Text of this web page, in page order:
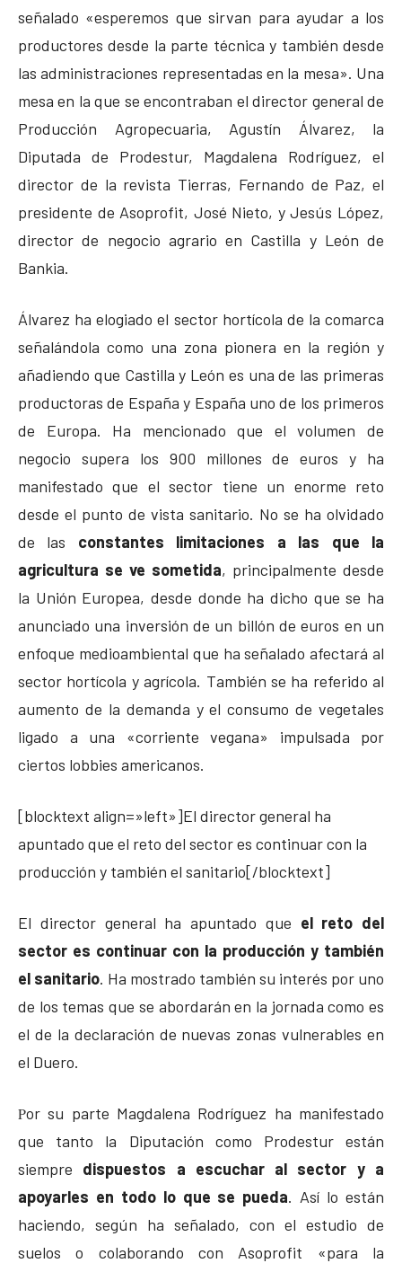
señalado «esperemos que sirvan para ayudar a los
productores desde la parte técnica y también desde
las administraciones representadas en la mesa». Una
mesa en la que se encontraban el director general de
Producción Agropecuaria, Agustín Álvarez, la
Diputada de Prodestur, Magdalena Rodríguez, el
director de la revista Tierras, Fernando de Paz, el
presidente de Asoprofit, José Nieto, y Jesús López,
director de negocio agrario en Castilla y León de
Bankia.
Álvarez ha elogiado el sector hortícola de la comarca
señalándola como una zona pionera en la región y
añadiendo que Castilla y León es una de las primeras
productoras de España y España uno de los primeros
de Europa. Ha mencionado que el volumen de
negocio supera los 900 millones de euros y ha
manifestado que el sector tiene un enorme reto
desde el punto de vista sanitario. No se ha olvidado
de las constantes limitaciones a las que la
agricultura se ve sometida, principalmente desde
la Unión Europea, desde donde ha dicho que se ha
anunciado una inversión de un billón de euros en un
enfoque medioambiental que ha señalado afectará al
sector hortícola y agrícola. También se ha referido al
aumento de la demanda y el consumo de vegetales
ligado a una «corriente vegana» impulsada por
ciertos lobbies americanos.
[blocktext align=»left»]El director general ha
apuntado que el reto del sector es continuar con la
producción y también el sanitario[/blocktext]
El director general ha apuntado que el reto del
sector es continuar con la producción y también
el sanitario. Ha mostrado también su interés por uno
de los temas que se abordarán en la jornada como es
el de la declaración de nuevas zonas vulnerables en
el Duero.
Por su parte Magdalena Rodríguez ha manifestado
que tanto la Diputación como Prodestur están
siempre dispuestos a escuchar al sector y a
apoyarles en todo lo que se pueda. Así lo están
haciendo, según ha señalado, con el estudio de
suelos o colaborando con Asoprofit «para la